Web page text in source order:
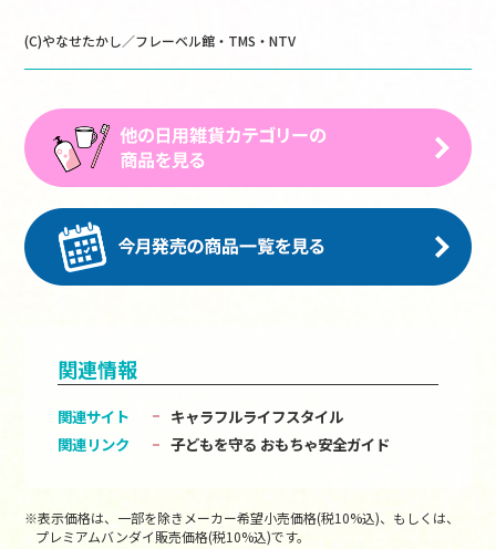
(C)やなせたかし／フレーベル館・TMS・NTV
関連情報
関連サイト
キャラフルライフスタイル
関連リンク
子どもを守る おもちゃ安全ガイド
※表示価格は、一部を除きメーカー希望小売価格(税10%込)、もしくは、
プレミアムバンダイ販売価格(税10%込)です。